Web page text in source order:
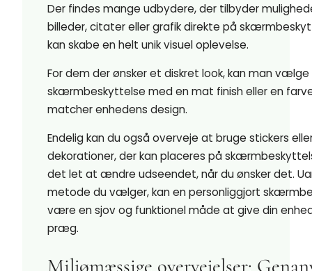
Der findes mange udbydere, der tilbyder
billeder, citater eller grafik direkte på
kan skabe en helt unik visuel oplevelse.
For dem der ønsker et diskret look, kan man vælge
skærmbeskyttelse med en mat finish eller en
matcher enhedens design.
Endelig kan du også overveje at bruge stickers
dekorationer, der kan placeres på
det let at ændre udseendet, når du ønsker det.
metode du vælger, kan en personliggjort
være en sjov og funktionel måde at give din
præg.
Miljømæssige overvejelser: